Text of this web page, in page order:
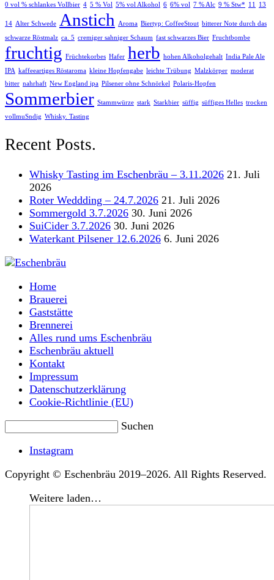
0 vol % schlankes Vollbier 4 5 % Vol 5% vol Alkohol 6 6% vol 7 % Alc 9 % Stw* 11 13
14 Alter Schwede Anstich Aroma Biertyp: CoffeeStout bitterer Note durch das
schwarze Röstmalz ca. 5 cremiger sahniger Schaum fast schwarzes Bier Fruchtbombe
fruchtig Früchtekorbes Hafer herb hohen Alkoholgehalt India Pale Ale
IPA kaffeeartiges Röstaroma kleine Hopfengabe leichte Trübung Malzkörper moderat
bitter nahrhaft New England ipa Pilsener ohne Schnörkel Polaris-Hopfen
Sommerbier Stammwürze stark Starkbier süffig süffiges Helles trocken
vollmuSndig Whisky. Tasting
Recent Posts.
Whisky Tasting im Eschenbräu – 3.11.2026 21. Juli
2026
Roter Weddding – 24.7.2026 21. Juli 2026
Sommergold 3.7.2026 30. Juni 2026
SuiCider 3.7.2026 30. Juni 2026
Waterkant Pilsener 12.6.2026 6. Juni 2026
Home
Brauerei
Gaststätte
Brennerei
Alles rund ums Eschenbräu
Eschenbräu aktuell
Kontakt
Impressum
Datenschutzerklärung
Cookie-Richtlinie (EU)
Suchen
Instagram
Copyright © Eschenbräu 2019–2026. All Rights Reserved.
Weitere laden…